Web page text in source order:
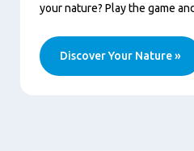
your nature? Play the game
Discover Your Nature »